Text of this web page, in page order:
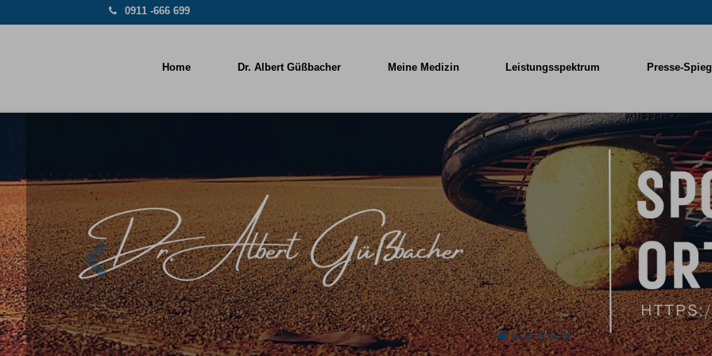
0911 -666 699
Home Dr. Albert Güßbacher Meine Medizin Leistungsspektrum Presse-